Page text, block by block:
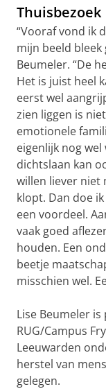
Thuisbezoek
“Vooraf vond ik
mijn beeld
Beumeler. “De
Het is juist heel
eerst wel
zien liggen is
emotionele
eigenlijk nog
dichtslaan kan
willen liever niet
klopt. Dan doe
een voordeel.
vaak goed
houden. Een
beetje
misschien wel.
Lise Beumeler
RUG/Campus
Leeuwarden
herstel van
gelegen.